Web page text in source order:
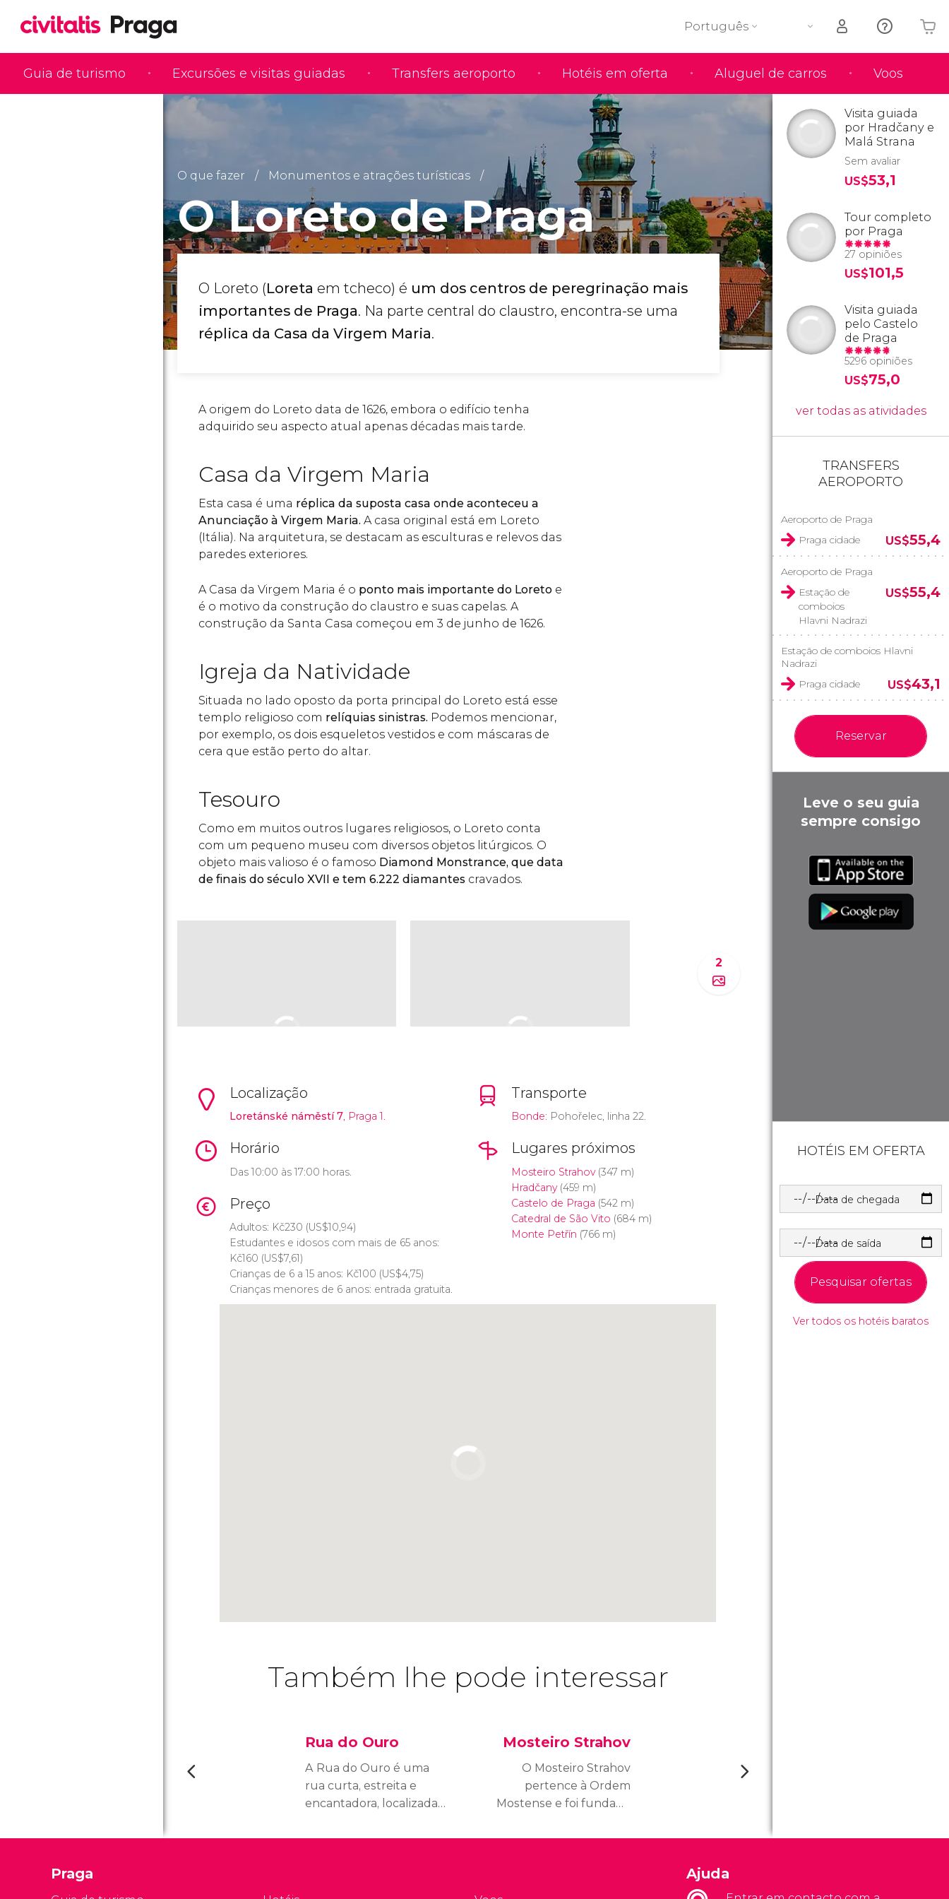
Guia de turismo Excursões e visitas guiadas Transfers aeroporto Hotéis em oferta Aluguel de carros Voos
Português
O seu carrinho está vazio
O que fazer Monumentos e atrações turísticas
O Loreto de Praga
O Loreto (Loreta em tcheco) é um dos centros de peregrinação mais
importantes de Praga. Na parte central do claustro, encontra-se uma
réplica da Casa da Virgem Maria.
A origem do Loreto data de 1626, embora o edifício tenha
adquirido seu aspecto atual apenas décadas mais tarde.
Casa da Virgem Maria
Esta casa é uma réplica da suposta casa onde aconteceu a
Anunciação à Virgem Maria. A casa original está em Loreto
(Itália). Na arquitetura, se destacam as esculturas e relevos das
paredes exteriores.
A Casa da Virgem Maria é o ponto mais importante do Loreto e
é o motivo da construção do claustro e suas capelas. A
construção da Santa Casa começou em 3 de junho de 1626.
Igreja da Natividade
Situada no lado oposto da porta principal do Loreto está esse
templo religioso com relíquias sinistras. Podemos mencionar,
por exemplo, os dois esqueletos vestidos e com máscaras de
cera que estão perto do altar.
Tesouro
Como em muitos outros lugares religiosos, o Loreto conta
com um pequeno museu com diversos objetos litúrgicos. O
objeto mais valioso é o famoso Diamond Monstrance, que data
de finais do século XVII e tem 6.222 diamantes cravados.
2
Localização
Loretánské náměstí 7, Praga 1.
Horário
Das 10:00 às 17:00 horas.
Preço
Adultos: Kč230 (US$10,94)
Estudantes e idosos com mais de 65 anos:
Kč160 (US$7,61)
Crianças de 6 a 15 anos: Kč100 (US$4,75)
Crianças menores de 6 anos: entrada gratuita.
Transporte
Bonde: Pohořelec, linha 22.
Lugares próximos
Mosteiro Strahov(347 m)
Hradčany(459 m)
Castelo de Praga (542 m)
Catedral de São Vito (684 m)
Monte Petřín (766 m)
Também lhe pode interessar
Rua do Ouro
A Rua do Ouro é uma
rua curta, estreita e
encantadora, localizada
Praga. Seu nome se
Mosteiro Strahov
O Mosteiro Strahov
pertence à Ordem
Mostense e foi fundado
Sua aparência barroca
Visita guiada
por Hradčany e
Malá Strana
Sem avaliar
US$53,1
Tour completo
por Praga
27 opiniões
US$101,5
Visita guiada
pelo Castelo
de Praga
5296 opiniões
US$75,0
ver todas as atividades
TRANSFERS
AEROPORTO
Aeroporto de Praga
Praga cidade
US$55,4
Aeroporto de Praga
Estação de
comboios
Hlavni Nadrazi
US$55,4
Estação de comboios Hlavni
Nadrazi
Praga cidade
US$43,1
Reservar
Leve o seu guia
sempre consigo
HOTÉIS EM OFERTA
Data de chegada
Data de saída
Pesquisar ofertas
Ver todos os hotéis baratos
Praga Ajuda